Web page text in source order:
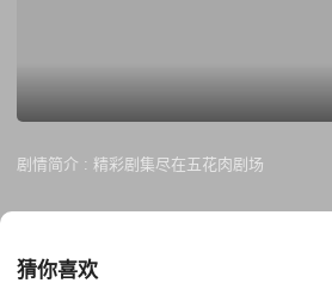
剧情简介 : 精彩剧集尽在五花肉剧场
猜你喜欢